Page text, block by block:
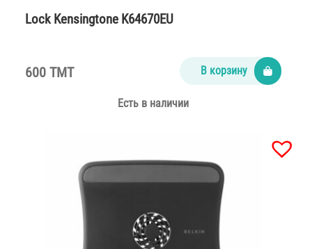
Lock Kensingtone K64670EU
600 TMT В корзину
Есть в наличии